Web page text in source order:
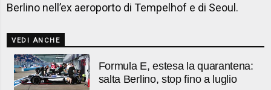
Berlino nell’ex aeroporto di Tempelhof e di Seoul.
VEDI ANCHE
Formula E, estesa la quarantena:
salta Berlino, stop fino a luglio